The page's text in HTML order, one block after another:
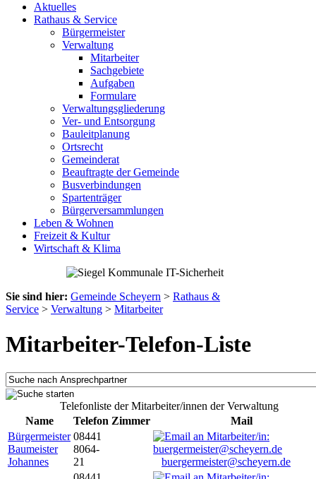
Aktuelles
Rathaus & Service
Bürgermeister
Verwaltung
Mitarbeiter
Sachgebiete
Aufgaben
Formulare
Verwaltungsgliederung
Ver- und Entsorgung
Bauleitplanung
Ortsrecht
Gemeinderat
Beauftragte der Gemeinde
Busverbindungen
Spartenträger
Bürgerversammlungen
Leben & Wohnen
Freizeit & Kultur
Wirtschaft & Klima
Sie sind hier: Gemeinde Scheyern > Rathaus &
Service > Verwaltung > Mitarbeiter
Mitarbeiter-Telefon-Liste
Telefonliste der Mitarbeiter/innen der Verwaltung
Name
Telefon Zimmer
Mail
Bürgermeister
Baumeister
Johannes
08441
8064-
21
buergermeister@scheyern.de